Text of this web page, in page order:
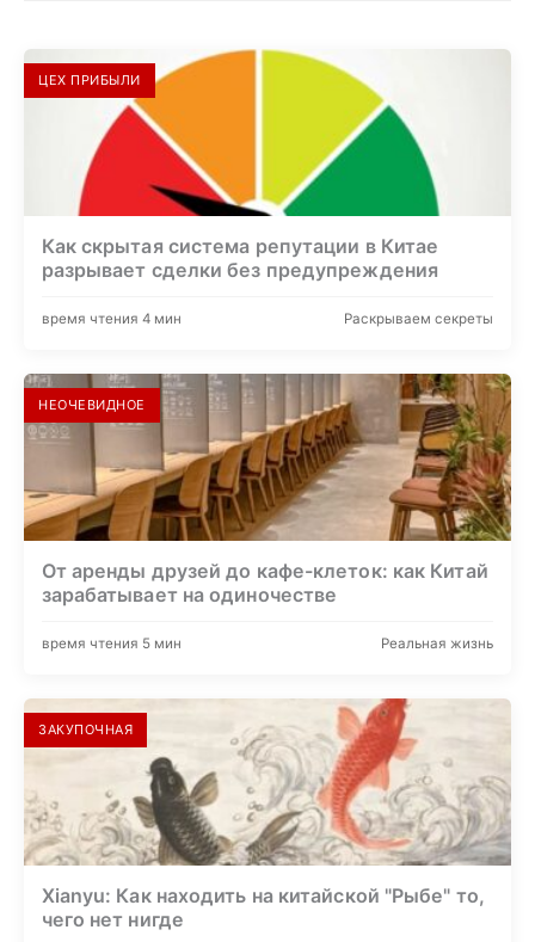
ЦЕХ ПРИБЫЛИ
Как скрытая система репутации в Китае
разрывает сделки без предупреждения
время чтения 4 мин Раскрываем секреты
НЕОЧЕВИДНОЕ
От аренды друзей до кафе-клеток: как Китай
зарабатывает на одиночестве
время чтения 5 мин Реальная жизнь
ЗАКУПОЧНАЯ
Xianyu: Как находить на китайской "Рыбе" то,
чего нет нигде